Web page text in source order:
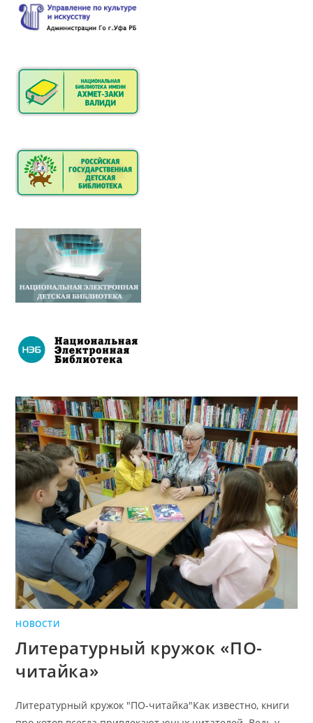
НОВОСТИ
Литературный кружок «ПО-
читайка»
Литературный кружок "ПО-читайка"Как известно, книги